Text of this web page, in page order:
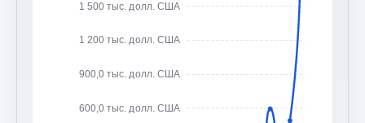
600,0 тыс. долл. США
900,0 тыс. долл. США
1 200 тыс. долл. США
1 500 тыс. долл. США